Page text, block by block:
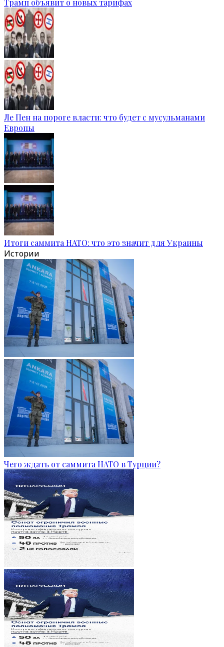
Трамп объявит о новых тарифах
Ле Пен на пороге власти: что будет с мусульманами
Европы
Итоги саммита НАТО: что это значит для Украины
Истории
Чего ждать от саммита НАТО в Турции?